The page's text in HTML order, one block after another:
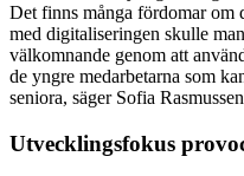
Det finns många fördomar om
med digitaliseringen skulle
välkomnande genom att
de yngre medarbetarna som
seniora, säger Sofia
Utvecklingsfokus